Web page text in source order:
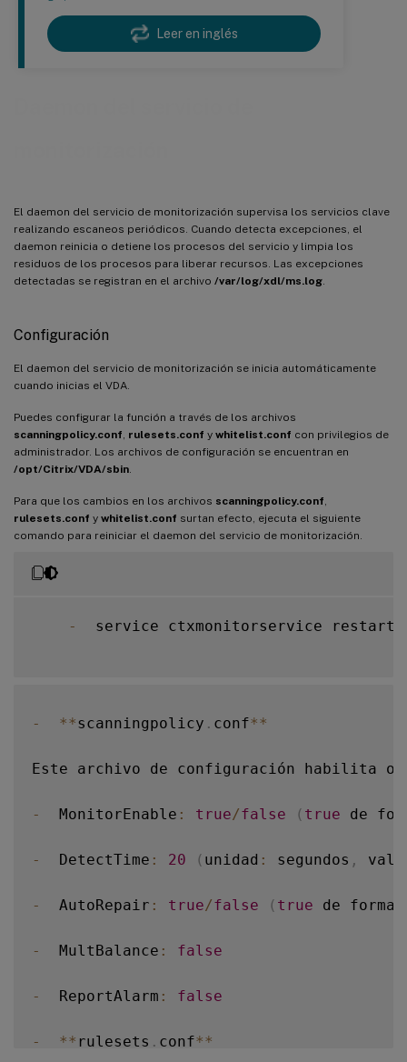
Leer en inglés
El daemon del servicio de monitorización supervisa los servicios clave
realizando escaneos periódicos. Cuando detecta excepciones, el
daemon reinicia o detiene los procesos del servicio y limpia los
residuos de los procesos para liberar recursos. Las excepciones
detectadas se registran en el archivo /var/log/xdl/ms.log
Configuración
El daemon del servicio de monitorización se inicia automáticamente
cuando inicias el VDA.
Puedes configurar la función a través de los archivos
scanningpolicy.conf rulesets.conf y whitelist.conf con privilegios de
administrador. Los archivos de configuración se encuentran en
/opt/Citrix/VDA/sbin
Para que los cambios en los archivos scanningpolicy.conf
rulesets.conf y whitelist.conf surtan efecto, ejecuta el siguiente
comando para reiniciar el daemon del servicio de monitorización.
-
  service ctxmonitorservice restart
- **scanningpolicy . conf**
Este archivo de configuración habilita o
-
  MonitorEnable
: true/false ( true de
-
  DetectTime
: 20 ( unidad : segundos ,
-
  AutoRepair
: true/false ( true de forma
-
  MultBalance
: false
-
  ReportAlarm
: false
- ** rulesets . conf**